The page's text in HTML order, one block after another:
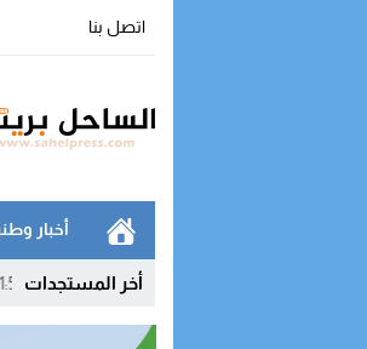
اتصل بنا
أخبار
أخر المستجدات
11:53 تشديد مراقبة